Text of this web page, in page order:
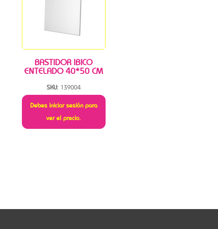
BASTIDOR IBICO
ENTELADO 40*50 CM
SKU: 139004
Debes iniciar sesión para
ver el precio.